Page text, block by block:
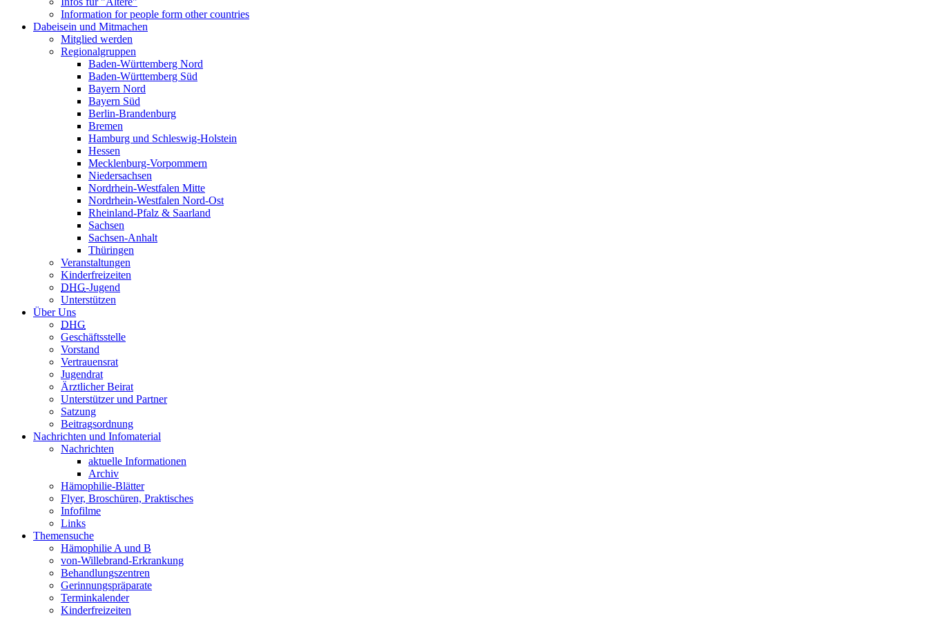
Information for people form other countries
Dabeisein und Mitmachen
Mitglied werden
Regionalgruppen
Baden-Württemberg Nord
Baden-Württemberg Süd
Bayern Nord
Bayern Süd
Berlin-Brandenburg
Bremen
Hamburg und Schleswig-Holstein
Hessen
Mecklenburg-Vorpommern
Niedersachsen
Nordrhein-Westfalen Mitte
Nordrhein-Westfalen Nord-Ost
Rheinland-Pfalz & Saarland
Sachsen
Sachsen-Anhalt
Thüringen
Veranstaltungen
Kinderfreizeiten
DHG-Jugend
Unterstützen
Über Uns
DHG
Geschäftsstelle
Vorstand
Vertrauensrat
Jugendrat
Ärztlicher Beirat
Unterstützer und Partner
Satzung
Beitragsordnung
Nachrichten und Infomaterial
Nachrichten
aktuelle Informationen
Archiv
Hämophilie-Blätter
Flyer, Broschüren, Praktisches
Infofilme
Links
Themensuche
Hämophilie A und B
von-Willebrand-Erkrankung
Behandlungszentren
Gerinnungspräparate
Terminkalender
Kinderfreizeiten